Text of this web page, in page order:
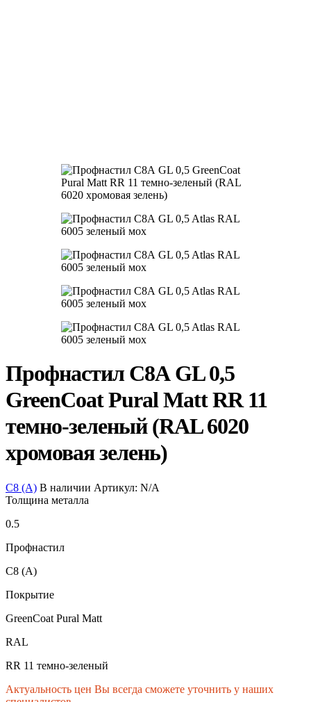
Профнастил С8А GL 0,5
GreenCoat Pural Matt RR 11
темно-зеленый (RAL 6020
хромовая зелень)
С8 (А) В наличии Артикул: N/A
Толщина металла
0.5
Профнастил
С8 (А)
Покрытие
GreenCoat Pural Matt
RAL
RR 11 темно-зеленый
Актуальность цен Вы всегда сможете уточнить у наших